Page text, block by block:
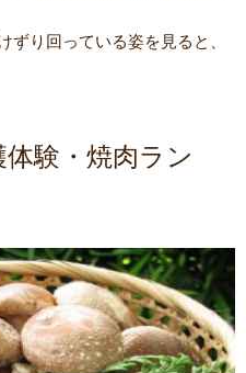
ずり回っている姿を見ると、
体験・焼肉ラン